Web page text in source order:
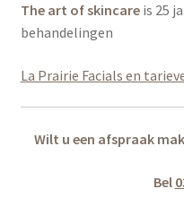
The art of skincareis 25
behandelingen
La Prairie Facials en
Wilt u een afspraak
Bel